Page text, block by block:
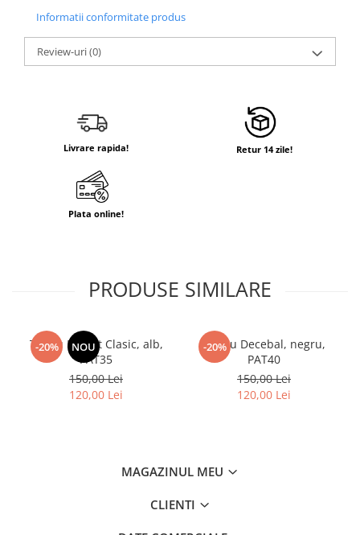
Informatii conformitate produs
Review-uri(0)
Livrare rapida! Retur 14 zile!
Plata online!
PRODUSE SIMILARE
-20% NOU
Tricou Patriot Clasic, alb,
PAT35
150,00 Lei
120,00 Lei
-20%
Tricou Decebal, negru,
PAT40
150,00 Lei
120,00 Lei
MAGAZINUL MEU
CLIENTI